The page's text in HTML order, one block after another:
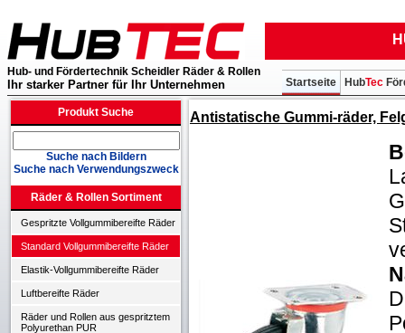
Hub- und Fördertechnik Scheidler Räder & Rollen
Ihr starker Partner für Ihr Unternehmen HubTec
Startseite
Produkt Suche
Suche nach Bildern
Suche nach Verwendungszweck
Räder & Rollen Sortiment
Gespritzte Vollgummibereifte Räder
Standard Vollgummibereifte Räder
Elastik-Vollgummibereifte Räder
Luftbereifte Räder
Räder und Rollen aus gespritztem
Polyurethan PUR
Antistatische Gummi-räder,